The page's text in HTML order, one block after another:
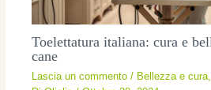
Toelettatura italiana: cura e
cane
Lascia un commento / Bellezza e cura